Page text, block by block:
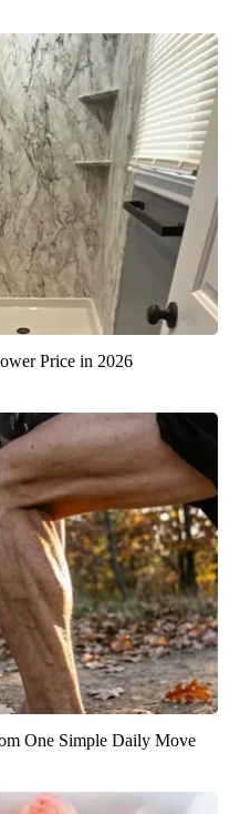
Price in 2026
One Simple Daily Move